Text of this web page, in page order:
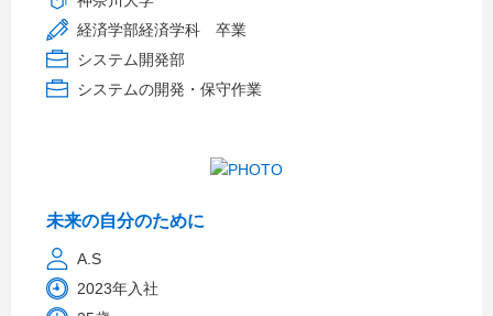
経済学部経済学科 卒業
システム開発部
システムの開発・保守作業
未来の自分のために
A.S
2023年入社